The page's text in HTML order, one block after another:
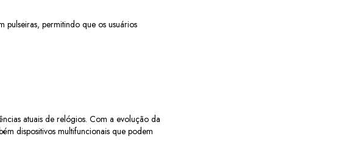
pulseiras, permitindo que os usuários
atuais de relógios. Com a evolução da
dispositivos multifuncionais que podem